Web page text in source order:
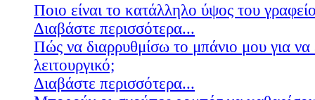
Ποιο είναι το κατάλληλο ύψος του
Διαβάστε περισσότερα...
Πώς να διαρρυθμίσω το μπάνιο μου για να
λειτουργικό;
Διαβάστε περισσότερα...